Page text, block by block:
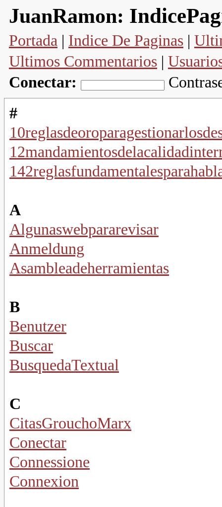
JuanRamon:
Portada | Indice De Paginas |
Ultimos Commentarios |
Conectar:
#
A
Algunaswebpararevisar
Anmeldung
Asambleadeherramientas
B
Benutzer
Buscar
BusquedaTextual
C
CitasGrouchoMarx
Conectar
Connessione
Connexion